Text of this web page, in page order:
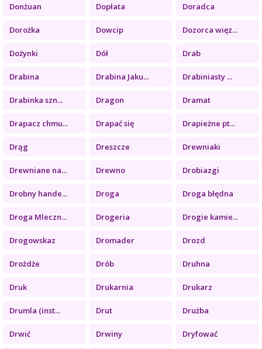
Donżuan Dopłata Doradca
Dorożka Dowcip Dozorca więz...
Dożynki Dół Drab
Drabina Drabina Jaku... Drabiniasty ...
Drabinka szn... Dragon Dramat
Drapacz chmu... Drapać się Drapieżne pt...
Drąg Dreszcze Drewniaki
Drewniane na... Drewno Drobiazgi
Drobny hande... Droga Droga błędna
Droga Mleczn... Drogeria Drogie kamie...
Drogowskaz Dromader Drozd
Drożdże Drób Druhna
Druk Drukarnia Drukarz
Drumla (inst... Drut Drużba
Drwić Drwiny Dryfować